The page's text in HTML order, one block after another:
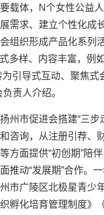
载体，N个女性公益
需求、建立个性化成
组织形成产品化系列
多样、内容丰富，
引导式互动、聚焦
责人介绍。
州市促进会搭建“三
咨询，从注册引荐、
方面提供“初创期”陪
推动“发展期”合作。
市广陵区北极星青少
孵化培育管理制度